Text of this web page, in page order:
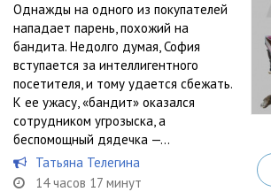
Однажды на одного из покупателей
нападает парень, похожий на
бандита. Недолго думая, София
вступается за интеллигентного
посетителя, и тому удается сбежать.
К ее ужасу, «бандит» оказался
сотрудником угрозыска, а
беспомощный дядечка —...
Татьяна Телегина
14 часов 17 минут